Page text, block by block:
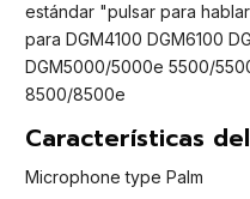
estándar "pulsar para
para DGM4100 DGM6100
DGM5000/5000e 5500/
8500/8500e
Características
Microphone type Palm